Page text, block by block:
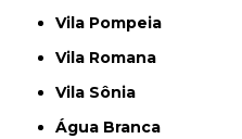
Vila Pompeia
Vila Romana
Vila Sônia
Água Branca